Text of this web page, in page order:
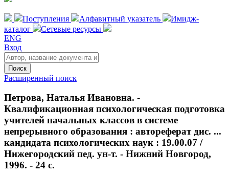
Поступления Алфавитный указатель
Имидж-
каталог
Сетевые ресурсы
ENG
Вход
Поиск
Расширенный поиск
Петрова, Наталья Ивановна. -
Квалификационная психологическая подготовка
учителей начальных классов в системе
непрерывного образования : автореферат дис. ...
кандидата психологических наук : 19.00.07 /
Нижегородский пед. ун-т. - Нижний Новгород,
1996. - 24 с.